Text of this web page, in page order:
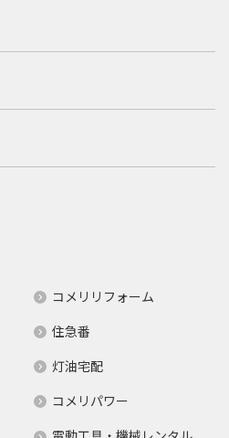
コメリリフォーム
住急番
灯油宅配
コメリパワー